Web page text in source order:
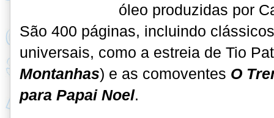
óleo produzidas por
São 400 páginas, incluindo
universais, como a estreia de Tio
Montanhas) e as comoventes O
para Papai Noel.